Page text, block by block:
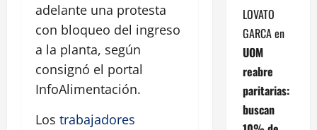
adelante una protesta
con bloqueo del ingreso
a la planta, según
consignó el portal
InfoAlimentación.
Los trabajadores
LOVATO
GARCAen
UOM
reabre
paritarias:
buscan